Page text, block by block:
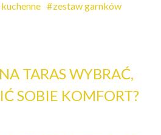
zestaw garnków
TARAS WYBRAĆ,
SOBIE KOMFORT?